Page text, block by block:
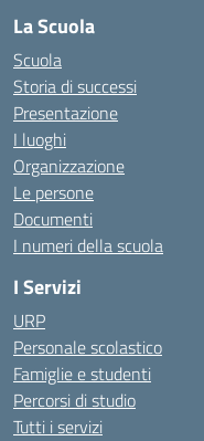
La Scuola
Scuola
Storia di successi
Presentazione
I luoghi
Organizzazione
Le persone
Documenti
I numeri della scuola
I Servizi
URP
Personale scolastico
Famiglie e studenti
Percorsi di studio
Tutti i servizi